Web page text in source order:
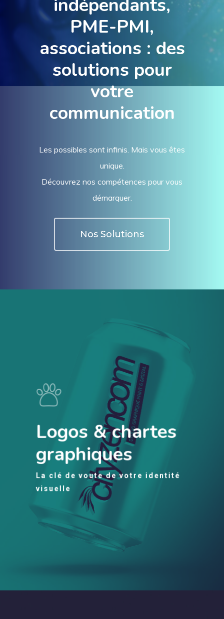
indépendants,
PME-PMI,
associations : des
solutions pour
votre
communication
Les possibles sont infinis. Mais vous êtes
unique.
Découvrez nos compétences pour vous
démarquer.
Nos Solutions
Logos & chartes
graphiques
La clé de voute de votre identité
visuelle